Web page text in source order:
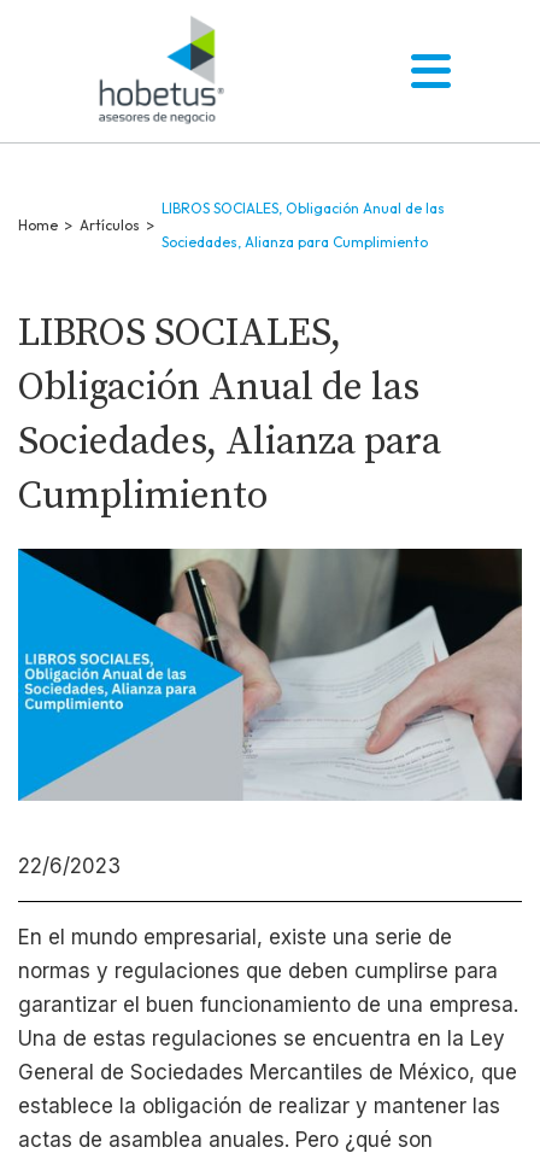
Home > Artículos >
LIBROS SOCIALES, Obligación Anual de las
Sociedades, Alianza para Cumplimiento
LIBROS SOCIALES,
Obligación Anual de las
Sociedades, Alianza para
Cumplimiento
22/6/2023
En el mundo empresarial, existe una serie de
normas y regulaciones que deben cumplirse para
garantizar el buen funcionamiento de una empresa.
Una de estas regulaciones se encuentra en la Ley
General de Sociedades Mercantiles de México, que
establece la obligación de realizar y mantener las
actas de asamblea anuales. Pero ¿qué son